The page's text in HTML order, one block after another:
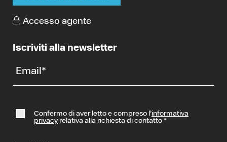
Accesso agente
Iscriviti alla newsletter
Email *
Confermo di aver letto e compreso l’informativa
privacyrelativa alla richiesta di contatto *